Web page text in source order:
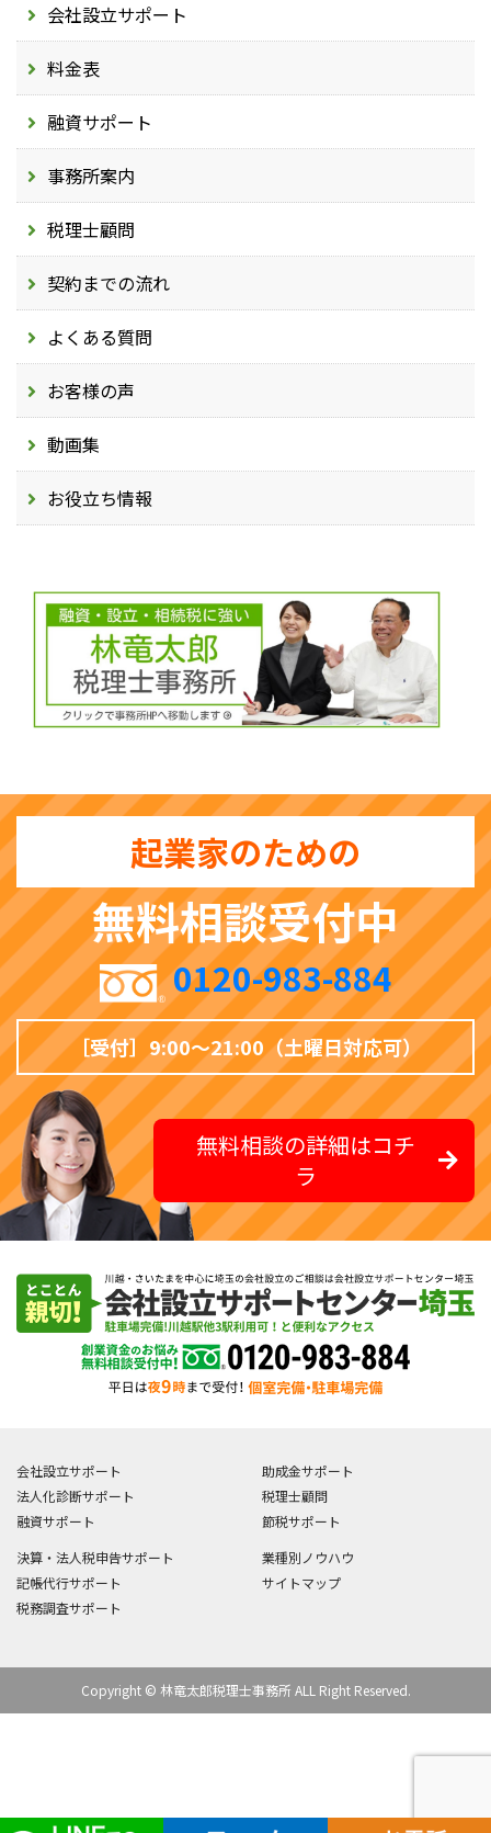
会社設立サポート
料金表
融資サポート
事務所案内
税理士顧問
契約までの流れ
よくある質問
お客様の声
動画集
お役立ち情報
無料相談の詳細はコチ
ラ
起業家のための
無料相談受付中
0120-983-884
［受付］9:00〜21:00（土曜日対応可）
会社設立サポート
法人化診断サポート
融資サポート
助成金サポート
税理士顧問
節税サポート
決算・法人税申告サポート
記帳代行サポート
税務調査サポート
業種別ノウハウ
サイトマップ
Copyright © 林竜太郎税理士事務所 ALL Right Reserved.